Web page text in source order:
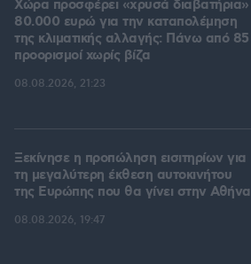
Χώρα προσφέρει «χρυσά διαβατήρια»
80.000 ευρώ για την καταπολέμηση
της κλιματικής αλλαγής: Πάνω από 85
προορισμοί χωρίς βίζα
08.08.2026, 21:23
Ξεκίνησε η προπώληση εισιτηρίων για
τη μεγαλύτερη έκθεση αυτοκινήτου
της Ευρώπης που θα γίνει στην Αθήνα
08.08.2026, 19:47